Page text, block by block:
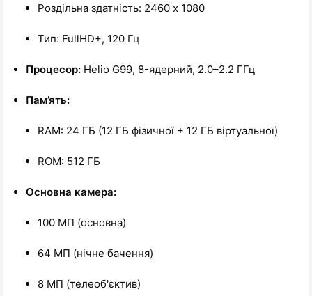
Роздільна здатність: 2460 x 1080
Тип: FullHD+, 120 Гц
Процесор: Helio G99, 8-ядерний, 2.0–2.2 ГГц
Пам’ять:
RAM: 24 ГБ (12 ГБ фізичної + 12 ГБ віртуальної)
ROM: 512 ГБ
Основна камера:
100 МП (основна)
64 МП (нічне бачення)
8 МП (телеоб'єктив)